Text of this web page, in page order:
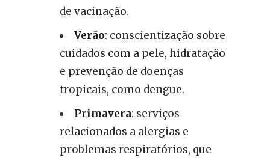
de vacinação.
Verão: conscientização sobre
cuidados com a pele, hidratação
e prevenção de doenças
tropicais, como dengue.
Primavera: serviços
relacionados a alergias e
problemas respiratórios, que